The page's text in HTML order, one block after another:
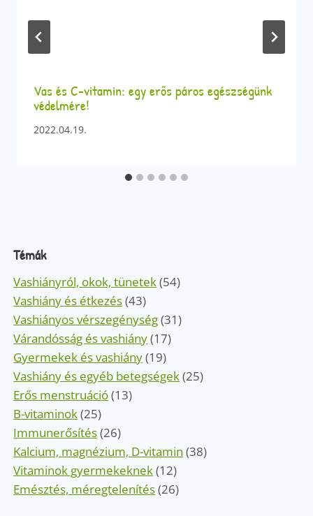
Vas és C-vitamin: egy erős páros egészségünk
védelmére!
2022.04.19.
Témák
Vashiányról, okok, tünetek(54)
Vashiány és étkezés(43)
Vashiányos vérszegénység(31)
Várandósság és vashiány(17)
Gyermekek és vashiány(19)
Vashiány és egyéb betegségek(25)
Erős menstruáció(13)
B-vitaminok(25)
Immunerősítés(26)
Kalcium, magnézium, D-vitamin (38)
Vitaminok gyermekeknek(12)
Emésztés, méregtelenítés(26)